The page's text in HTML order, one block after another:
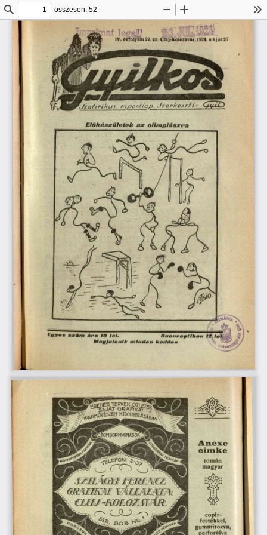
Keresés
összesen: 52
Kicsinyítés
copir-
festékkel,
gummirozva,
perforálva
Anexe
címke
román
magyar